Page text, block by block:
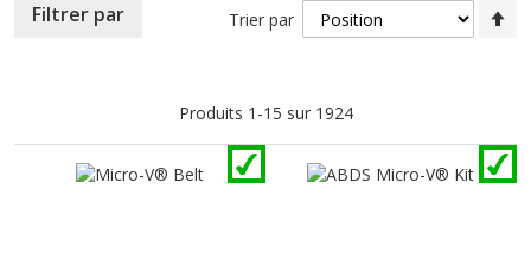
Produits 1 -15 sur 1924
Trier par
Filtrer par